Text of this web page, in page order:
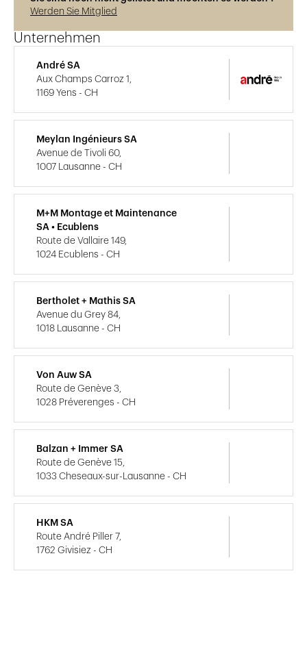
Werden Sie Mitglied
Unternehmen
André SA
Aux Champs Carroz 1,
1169 Yens - CH
Meylan Ingénieurs SA
Avenue de Tivoli 60,
1007 Lausanne - CH
M+M Montage et Maintenance
SA • Ecublens
Route de Vallaire 149,
1024 Ecublens - CH
Bertholet + Mathis SA
Avenue du Grey 84,
1018 Lausanne - CH
Von Auw SA
Route de Genève 3,
1028 Préverenges - CH
Balzan + Immer SA
Route de Genève 15,
1033 Cheseaux-sur-Lausanne - CH
HKM SA
Route André Piller 7,
1762 Givisiez - CH